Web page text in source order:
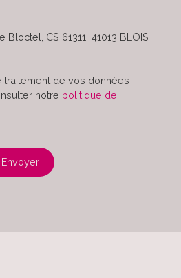
CS 61311, 41013 BLOIS
traitement de vos données
notre politique de
Envoyer